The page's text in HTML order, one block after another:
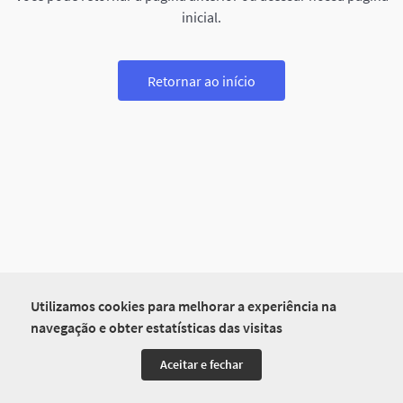
Utilizamos cookies para melhorar a experiência na
navegação e obter estatísticas das visitas
Aceitar e fechar
inicial.
Retornar ao início